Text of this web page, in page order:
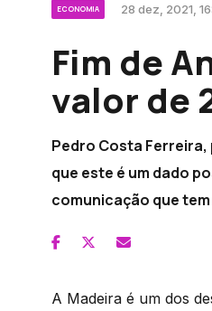
ECONOMIA 28 dez, 2021,
Fim de
valor de
Pedro Costa Ferreira,
que este é um dado
comunicação que
A Madeira é um dos